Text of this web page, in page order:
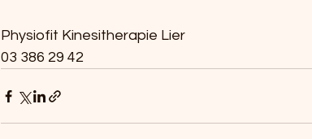
Physiofit Kinesitherapie Lier
03 386 29 42